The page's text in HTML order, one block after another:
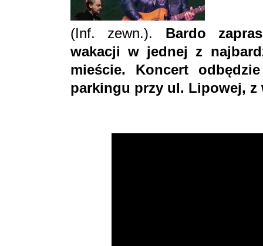
(Inf. zewn.). Bardo
wakacji w jednej z
mieście. Koncert
parkingu przy ul. Lipowej, z